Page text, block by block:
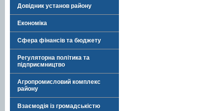
Довідник установ району
Економіка
Сфера фінансів та бюджету
Регуляторна політика та
підприємництво
Агропромисловий комплекс
району
Взаємодія із громадськістю